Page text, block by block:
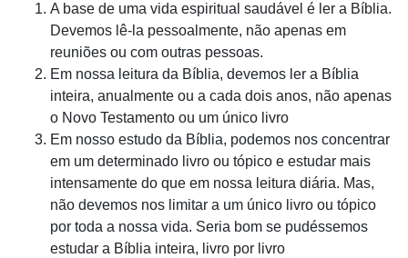
A base de uma vida espiritual saudável é ler a Bíblia.
Devemos lê-la pessoalmente, não apenas em
reuniões ou com outras pessoas.
Em nossa leitura da Bíblia, devemos ler a Bíblia
inteira, anualmente ou a cada dois anos, não apenas
o Novo Testamento ou um único livro
Em nosso estudo da Bíblia, podemos nos concentrar
em um determinado livro ou tópico e estudar mais
intensamente do que em nossa leitura diária. Mas,
não devemos nos limitar a um único livro ou tópico
por toda a nossa vida. Seria bom se pudéssemos
estudar a Bíblia inteira, livro por livro